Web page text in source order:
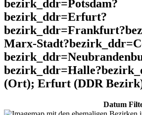
bezirk_ddr=Potsdam?
bezirk_ddr=Erfurt?
Marx-
(Ort); Erfurt (DDR
Datum